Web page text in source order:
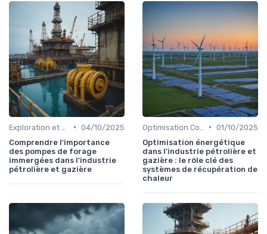
• 04/10/2025
Comprendre l'importance
des pompes de forage
immergées dans l'industrie
pétrolière et gazière
• 01/10/2025
Optimisation énergétique
dans l'industrie pétrolière et
gazière : le rôle clé des
systèmes de récupération de
chaleur